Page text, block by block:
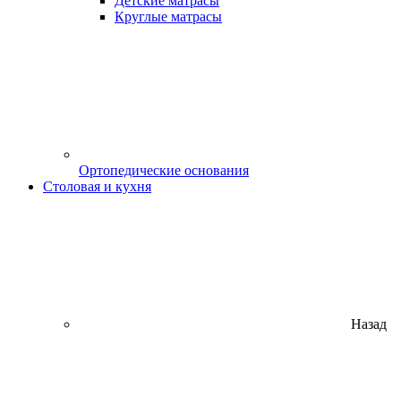
Круглые матрасы
Ортопедические основания
Столовая и кухня
Назад